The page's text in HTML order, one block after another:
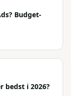
Budget-
bedst i 2026?